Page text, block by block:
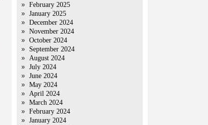
February 2025
January 2025
December 2024
November 2024
October 2024
September 2024
August 2024
July 2024
June 2024
May 2024
April 2024
March 2024
February 2024
January 2024